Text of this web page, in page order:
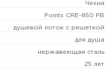
Чехия
Points CRE-850 PB
душевой лоток с решеткой
для душа
нержавеющая сталь
25 лет